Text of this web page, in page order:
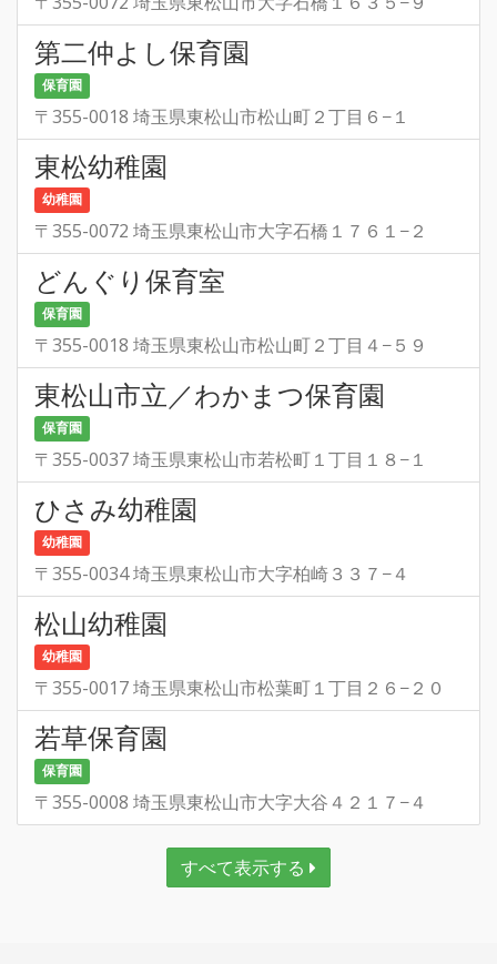
第二仲よし保育園
保育園
〒355-0018 埼玉県東松山市松山町２丁目６−１
東松幼稚園
幼稚園
〒355-0072 埼玉県東松山市大字石橋１７６１−２
どんぐり保育室
保育園
〒355-0018 埼玉県東松山市松山町２丁目４−５９
東松山市立／わかまつ保育園
保育園
〒355-0037 埼玉県東松山市若松町１丁目１８−１
ひさみ幼稚園
幼稚園
〒355-0034 埼玉県東松山市大字柏崎３３７−４
松山幼稚園
幼稚園
〒355-0017 埼玉県東松山市松葉町１丁目２６−２０
若草保育園
保育園
〒355-0008 埼玉県東松山市大字大谷４２１７−４
すべて表示する